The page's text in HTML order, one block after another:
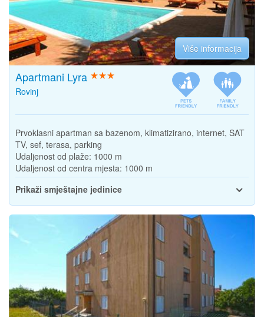
Više informacija
Apartmani Lyra
Rovinj
Prvoklasni apartman sa bazenom, klimatizirano, internet, SAT
TV, sef, terasa, parking
Udaljenost od plaže: 1000 m
Udaljenost od centra mjesta: 1000 m
Prikaži smještajne jedinice